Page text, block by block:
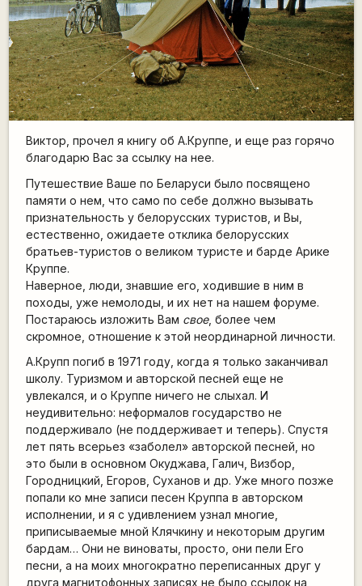
Виктор, прочел я книгу об А.Круппе, и еще раз горячо
благодарю Вас за ссылку на нее.
Путешествие Ваше по Беларуси было посвящено
памяти о нем, что само по себе должно вызывать
признательность у белорусских туристов, и Вы,
естественно, ожидаете отклика белорусских
братьев-туристов о великом туристе и барде Арике
Круппе.
Наверное, люди, знавшие его, ходившие в ним в
походы, уже немолоды, и их нет на нашем форуме.
Постараюсь изложить Вам свое, более чем
скромное, отношение к этой неординарной личности.
А.Крупп погиб в 1971 году, когда я только заканчивал
школу. Туризмом и авторской песней еще не
увлекался, и о Круппе ничего не слыхал. И
неудивительно: неформалов государство не
поддерживало (не поддерживает и теперь). Спустя
лет пять всерьез «заболел» авторской песней, но
это были в основном Окуджава, Галич, Визбор,
Городницкий, Егоров, Суханов и др. Уже много позже
попали ко мне записи песен Круппа в авторском
исполнении, и я с удивлением узнал многие,
приписываемые мной Клячкину и некоторым другим
бардам… Они не виноваты, просто, они пели Его
песни, а на моих многократно переписанных друг у
друга магнитофонных записях не было ссылок на